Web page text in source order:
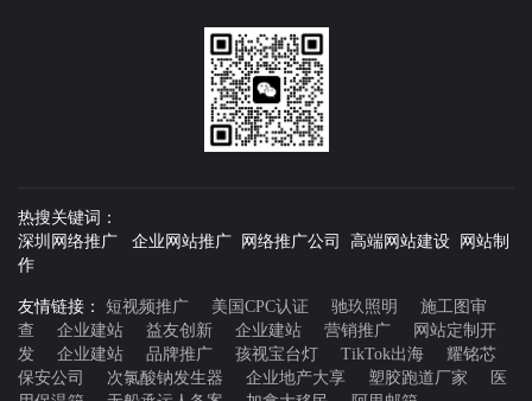
热搜关键词：
深圳网络推广 企业网站推广 网络推广公司 高端网站建设 网站制
作
友情链接： 短视频推广 美国CPC认证 驰玖照明
施工图审
查
企业建站 益友创新 企业建站 营销推广
网站定制开
发
企业建站 品牌推广 孩视宝台灯 TikTok出海
耀铭芯
保安公司
次氯酸钠发生器 企业地产大享 塑胶跑道厂家
医